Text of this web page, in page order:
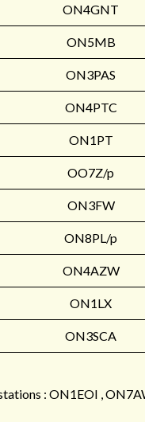
ON4GNT
ON5MB
ON3PAS
ON4PTC
ON1PT
OO7Z/p
ON3FW
ON8PL/p
ON4AZW
ON1LX
ON3SCA
: ON1EOI ,